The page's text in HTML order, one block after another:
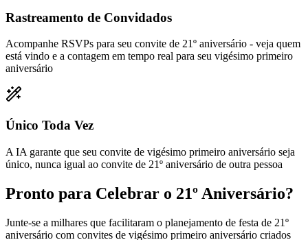
Rastreamento de Convidados
Acompanhe RSVPs para seu convite de 21º aniversário - veja quem
está vindo e a contagem em tempo real para seu vigésimo primeiro
aniversário
Único Toda Vez
A IA garante que seu convite de vigésimo primeiro aniversário seja
único, nunca igual ao convite de 21º aniversário de outra pessoa
Pronto para Celebrar o 21º Aniversário?
Junte-se a milhares que facilitaram o planejamento de festa de 21º
aniversário com convites de vigésimo primeiro aniversário criados